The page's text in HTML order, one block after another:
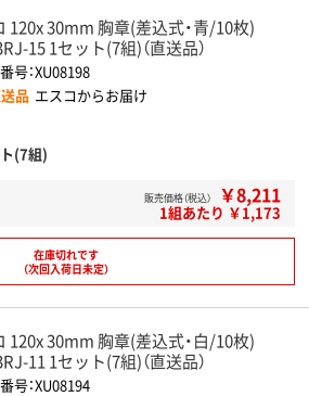
120x 30mm 胸章(差込式・青/10枚)
15 1セット(7組)（直送品）
号：XU08198
品 エスコからお届け
(7組)
販売価格（税込） ￥8,211
1組あたり ￥1,173
在庫切れです
（次回入荷日未定）
120x 30mm 胸章(差込式・白/10枚)
11 1セット(7組)（直送品）
号：XU08194